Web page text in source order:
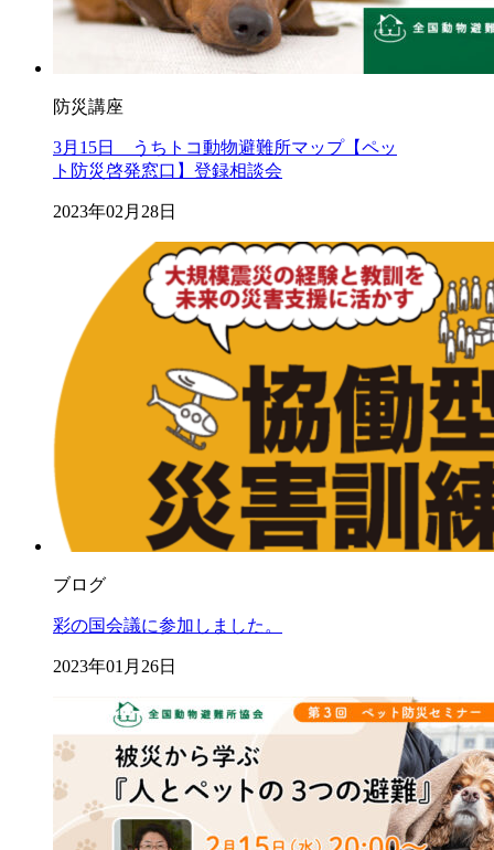
防災講座
3月15日 うちトコ動物避難所マップ【ペッ
ト防災啓発窓口】登録相談会
2023年02月28日
ブログ
彩の国会議に参加しました。
2023年01月26日